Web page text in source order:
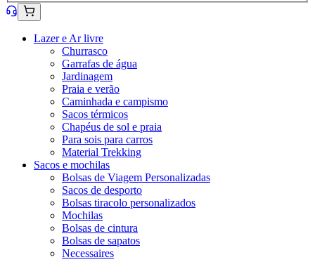
Lazer e Ar livre
Churrasco
Garrafas de água
Jardinagem
Praia e verão
Caminhada e campismo
Sacos térmicos
Chapéus de sol e praia
Para sois para carros
Material Trekking
Sacos e mochilas
Bolsas de Viagem Personalizadas
Sacos de desporto
Bolsas tiracolo personalizados
Mochilas
Bolsas de cintura
Bolsas de sapatos
Necessaires